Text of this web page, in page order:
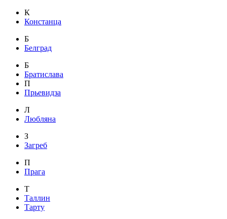
К
Констанца
Б
Белград
Б
Братислава
П
Прьевидза
Л
Любляна
З
Загреб
П
Прага
Т
Таллин
Тарту